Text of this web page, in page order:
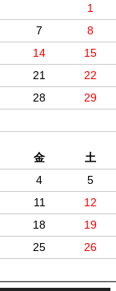
1
7
8
14
15
21
22
28
29
金
土
4
5
11
12
18
19
25
26